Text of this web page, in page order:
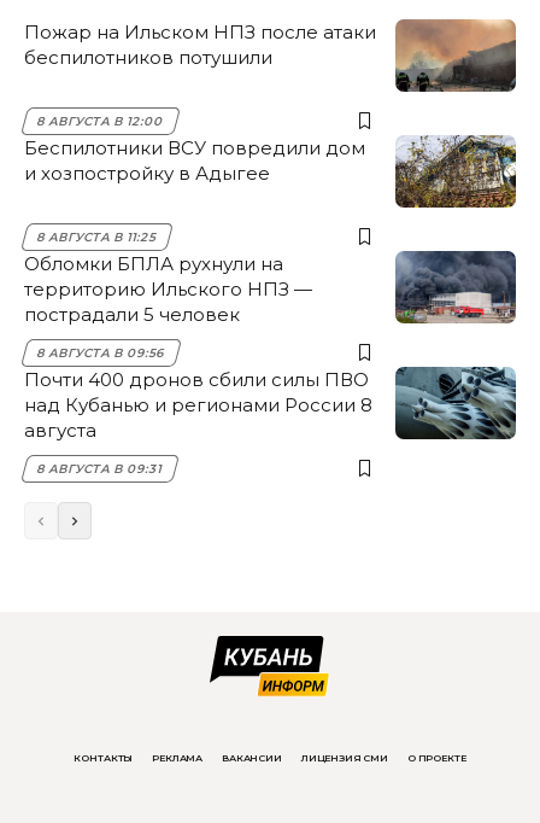
Пожар на Ильском НПЗ после атаки
беспилотников потушили
8 АВГУСТА В 12:00
Беспилотники ВСУ повредили дом
и хозпостройку в Адыгее
8 АВГУСТА В 11:25
Обломки БПЛА рухнули на
территорию Ильского НПЗ —
пострадали 5 человек
8 АВГУСТА В 09:56
Почти 400 дронов сбили силы ПВО
над Кубанью и регионами России 8
августа
8 АВГУСТА В 09:31
КОНТАКТЫ РЕКЛАМА ВАКАНСИИ ЛИЦЕНЗИЯ СМИ О ПРОЕКТЕ